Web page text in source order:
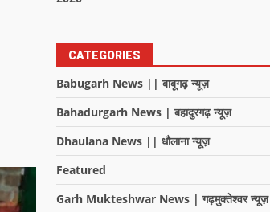
CATEGORIES
Babugarh News || बाबूगढ़ न्यूज़
Bahadurgarh News | बहादुरगढ़ न्यूज़
Dhaulana News || धौलाना न्यूज़
Featured
Garh Mukteshwar News | गढ़मुक्तेश्वर न्यूज़